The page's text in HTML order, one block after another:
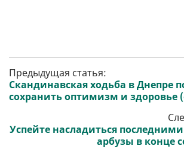
Предыдущая статья:
Скандинавская ходьба в Днепре
сохранить оптимизм и здоровье
Успейте насладиться
арбузы в конце